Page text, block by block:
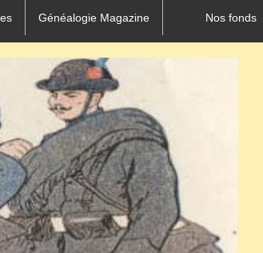
Généalogie Magazine Nos fonds